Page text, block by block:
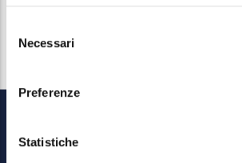
delNecessari
Preferenze
Statistiche